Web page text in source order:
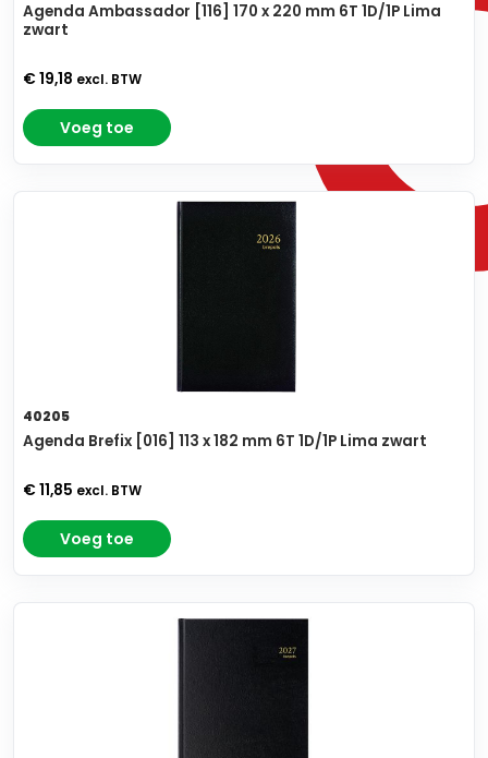
Agenda Ambassador [116] 170 x 220 mm 6T 1D/1P Lima
zwart
€ 19,18 excl. BTW
Voeg toe
40205
Agenda Brefix [016] 113 x 182 mm 6T 1D/1P Lima zwart
€ 11,85 excl. BTW
Voeg toe